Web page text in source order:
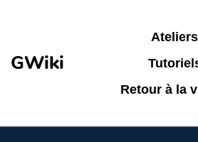
GWiki
Ateliers
Retour à la